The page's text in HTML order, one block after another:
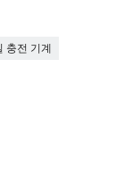
충전 기계